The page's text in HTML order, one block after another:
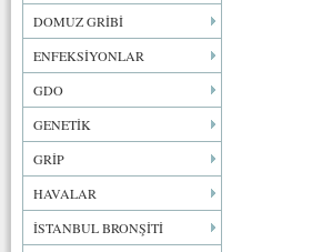
DOMUZ GRİBİ
ENFEKSİYONLAR
GDO
GENETİK
GRİP
HAVALAR
İSTANBUL BRONŞİTİ